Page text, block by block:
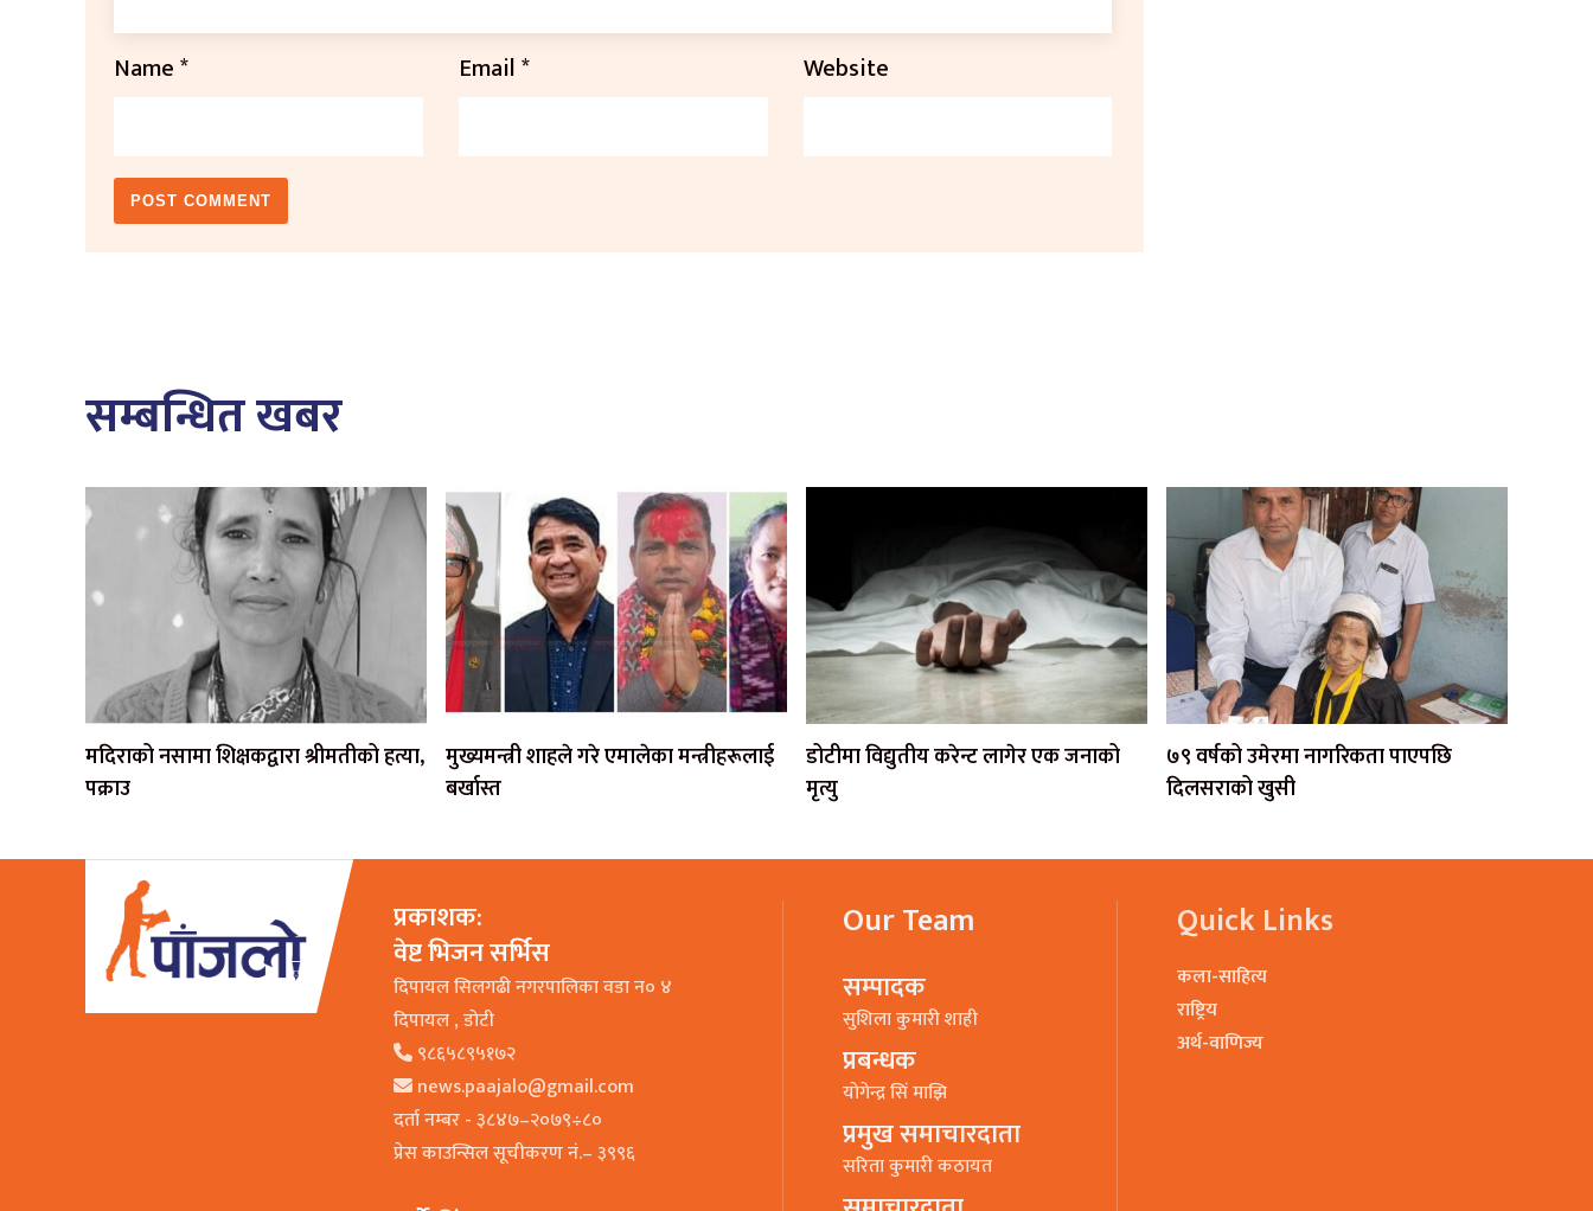
Name* Email* Website
सम्बन्धित खबर
मदिराको नसामा शिक्षकद्वारा श्रीमतीको हत्या,
पक्राउ
मुख्यमन्त्री शाहले गरे एमालेका मन्त्रीहरूलाई
बर्खास्त
डोटीमा विद्युतीय करेन्ट लागेर एक जनाको
मृत्यु
७९ वर्षको उमेरमा नागरिकता पाएपछि
दिलसराको खुसी
प्रकाशक:
वेष्ट भिजन सर्भिस
दिपायल सिलगढी नगरपालिका वडा न० ४
दिपायल , डाेटी
९८६५८९५१७२
news.paajalo@gmail.com
दर्ता नम्बर - ३८४७–२०७९÷८०
प्रेस काउन्सिल सूचीकरण नं.– ३९९६
Our Team
सम्पादक
सुशिला कुमारी शाही
प्रबन्धक
याेगेन्द्र सिं माझि
प्रमुख समाचारदाता
सरिता कुमारी कठायत
Quick Links
कला-साहित्य
राष्ट्रिय
अर्थ-वाणिज्य